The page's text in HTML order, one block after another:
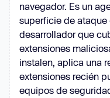
navegador. Es un
superficie de
desarrollador que
extensiones
instalen, aplica una
extensiones recién
equipos de